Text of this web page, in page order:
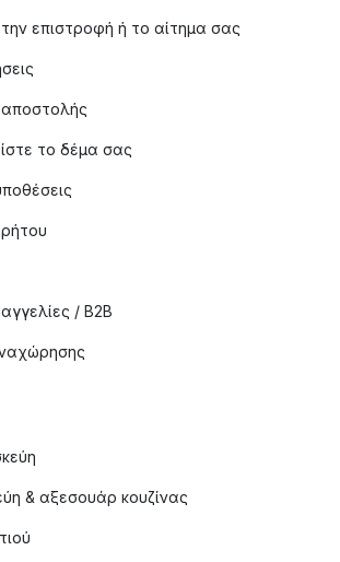
επιστροφή ή το αίτημα σας
το δέμα σας
/ B2B
& αξεσουάρ κουζίνας